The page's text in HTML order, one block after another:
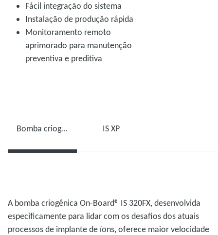
Fácil integração do sistema
Instalação de produção rápida
Monitoramento remoto
aprimorado para manutenção
preventiva e preditiva
Bomba criogênica IS 320FX IS XP
A bomba criogênica On-Board® IS 320FX, desenvolvida
especificamente para lidar com os desafios dos atuais
processos de implante de íons, oferece maior velocidade